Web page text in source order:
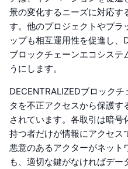
景の変化するニーズに対応す
す。他のプロジェクトやプラ
ップも相互運用性を促進し、
ブロックチェーンエコシステ
うにします。
DECENTRALIZEDブロック
タを不正アクセスから保護
されています。各取引は暗
持つ者だけが情報にアクセス
悪意のあるアクターがネッ
も、適切な鍵がなければデー